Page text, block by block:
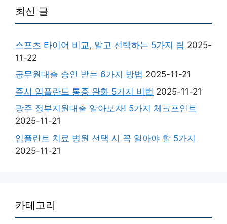
최신 글
스포츠 타이어 비교, 알고 선택하는 5가지 팁 2025-
11-22
공무원대출 승인 받는 6가지 방법 2025-11-21
즉시 임플란트 통증 완화 5가지 비법 2025-11-21
광주 정부지원대출 알아보자! 5가지 체크포인트
2025-11-21
임플란트 치료 병원 선택 시 꼭 알아야 할 5가지
2025-11-21
카테고리